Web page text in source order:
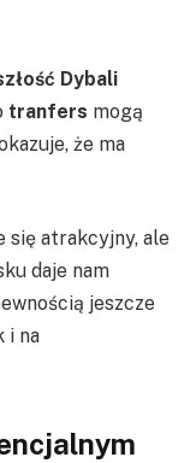
Dybali
tranfers mogą
że ma
atrakcyjny, ale
daje nam
jeszcze
i na